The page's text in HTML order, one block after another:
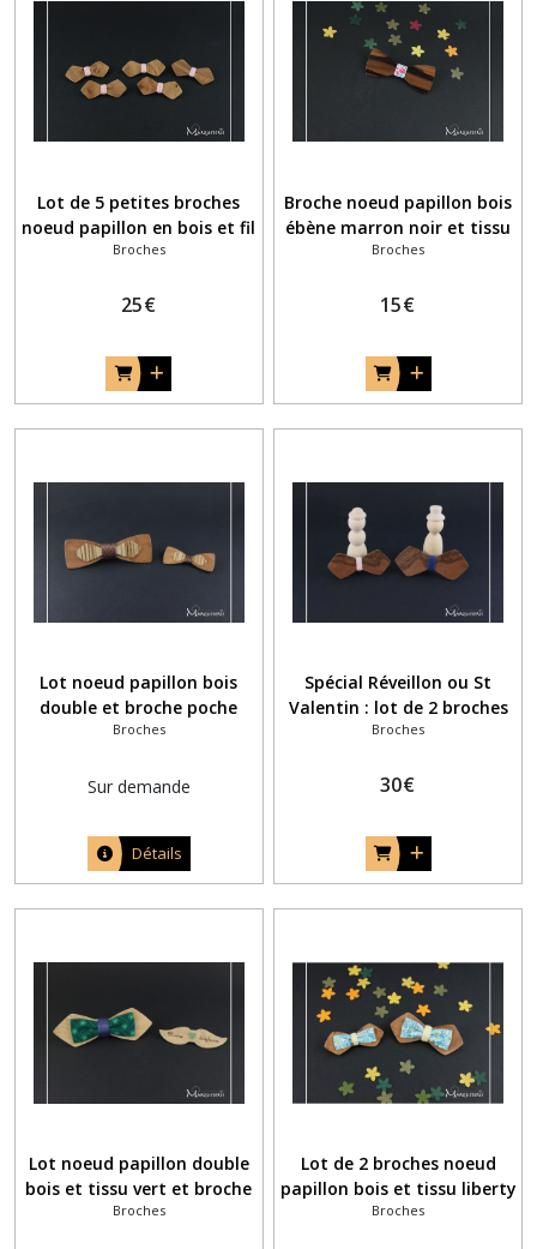
Lot de 5 petites broches
noeud papillon en bois et fil
rose pâle
Broches
25€
Broche noeud papillon bois
ébène marron noir et tissu
liberty phoebe rose fuchsia
Broches
15€
Lot noeud papillon bois
double et broche poche
poitrine assortie
Broches
Sur demande
Détails
Spécial Réveillon ou St
Valentin : lot de 2 broches
noeud papillon bois
femme
Broches
30€
Lot noeud papillon double
bois et tissu vert et broche
moustache poche poitrine
Broches
Lot de 2 broches noeud
papillon bois et tissu liberty
vert jaune Betsy Ann Mint
Broches